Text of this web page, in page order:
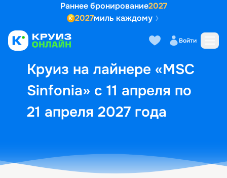
Раннее бронирование2027
2027миль каждому
Войти
Круиз на лайнере «MSC
Sinfonia» с 11 апреля по
21 апреля 2027 года
Выбор кают Маршрут и